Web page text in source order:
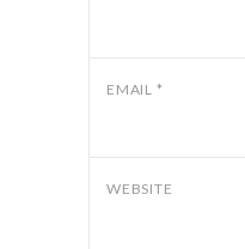
EMAIL *
WEBSITE